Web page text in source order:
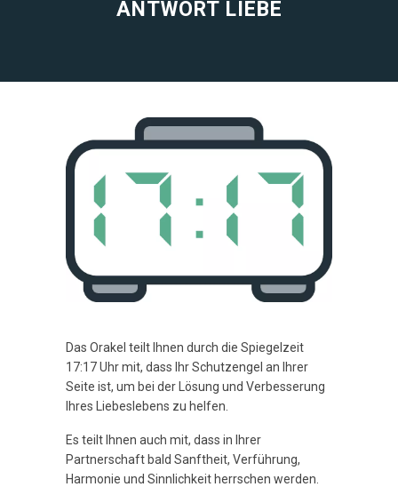
ANTWORT LIEBE
Das Orakel teilt Ihnen durch die Spiegelzeit
17:17 Uhr mit, dass Ihr Schutzengel an Ihrer
Seite ist, um bei der Lösung und Verbesserung
Ihres Liebeslebens zu helfen.
Es teilt Ihnen auch mit, dass in Ihrer
Partnerschaft bald Sanftheit, Verführung,
Harmonie und Sinnlichkeit herrschen werden.